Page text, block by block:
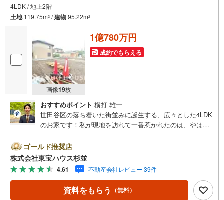
4LDK / 地上2階
土地119.75m2 /建物95.22m2
画像19枚
1億780万円
成約でもらえる
おすすめポイント 横打 雄一
世田谷区の落ち着いた街並みに誕生する、広々とした4LDK
のお家です！私が現地を訪れて一番惹かれたのは、やはり2
族みんなでソファに座って、ゆったりと映画やゲームを楽
しむ姿が目に浮かびます。各お部屋も使いやすい広さで、
収納もしっかり完備。周辺環境も静かで暮らしやすく、自
信を持っておすすめできる物件です！ 未来を予測し人生設
計から始まる「未来カレンダー」のご提案。未来に起こる
であろうご自宅リフォームをオンライン上でご提案「ミラ
ゴールド推奨店
株式会社東宝ハウス杉並
4.61 不動産会社レビュー 39件
資料をもらう （無料）